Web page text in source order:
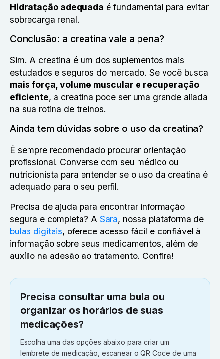
Hidratação adequada é fundamental para evitar
sobrecarga renal.
Conclusão: a creatina vale a pena?
Sim. A creatina é um dos suplementos mais
estudados e seguros do mercado. Se você busca
mais força, volume muscular e recuperação
eficiente, a creatina pode ser uma grande aliada
na sua rotina de treinos.
Ainda tem dúvidas sobre o uso da creatina?
É sempre recomendado procurar orientação
profissional. Converse com seu médico ou
nutricionista para entender se o uso da creatina é
adequado para o seu perfil.
Precisa de ajuda para encontrar informação
segura e completa? A Sara, nossa plataforma de
bulas digitais, oferece acesso fácil e confiável à
informação sobre seus medicamentos, além de
auxílio na adesão ao tratamento. Confira!
Precisa consultar uma bula ou
organizar os horários de suas
medicações?
Escolha uma das opções abaixo para criar um
lembrete de medicação, escanear o QR Code de uma